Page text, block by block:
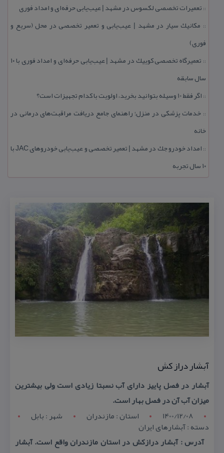
:: تعمیرات تخصصی لكسوس در مشهد | عیب‌یابی حرفه‌ای و امداد فوری
:: مكانیك سیار در مشهد | عیب‌یابی و تعمیر تخصصی در محل (سریع و
فوری)
::
تعمیرگاه تخصصی كوییك در مشهد | عیب‌یابی حرفه‌ای و امداد فوری با ۱۰
سال سابقه
:: اگر فقط 10 وسیله بتوانید بخرید، اولویت با كدام تجهیزات است؟
:: خدمات پزشكی در منزل؛ راهنمای جامع دریافت مراقبت‌های درمانی در
خانه
::
امداد خودرو جك در مشهد | تعمیر تخصصی و عیب‌یابی خودروهای JAC با
۱۰ سال تجربه
آبشار دراز كش
آبشار در فصل پاییز دارای آب نسبتا زیادی است ولی بیشترین
میزان آب آن در فصل بهار است.
1400/12/08
استان : مازندران شهر : بابل
دسته : آبشارهای ایران
آدرس : آبشار درازكش در استان مازندران واقع است. آبشار